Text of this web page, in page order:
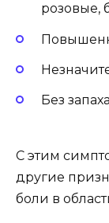
розовые,
Без запаха
С этим
другие
боли в